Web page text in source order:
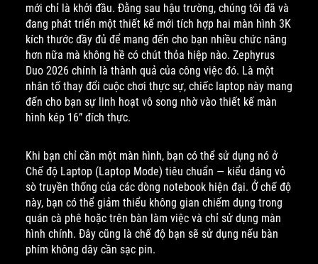
mới chỉ là khởi đầu. Đằng sau hậu trường, chúng tôi đã và
đang phát triển một thiết kế mới tích hợp hai màn hình 3K
kích thước đầy đủ để mang đến cho bạn nhiều chức năng
hơn nữa mà không hề có chút thỏa hiệp nào. Zephyrus
Duo 2026 chính là thành quả của công việc đó. Là một
nhân tố thay đổi cuộc chơi thực sự, chiếc laptop này mang
đến cho bạn sự linh hoạt vô song nhờ vào thiết kế màn
hình kép 16” đích thực.
Khi bạn chỉ cần một màn hình, bạn có thể sử dụng nó ở
Chế độ Laptop (Laptop Mode) tiêu chuẩn — kiểu dáng vỏ
sò truyền thống của các dòng notebook hiện đại. Ở chế độ
này, bạn có thể giảm thiểu không gian chiếm dụng trong
quán cà phê hoặc trên bàn làm việc và chỉ sử dụng màn
hình chính. Đây cũng là chế độ bạn sẽ sử dụng nếu bàn
phím không dây cần sạc pin.